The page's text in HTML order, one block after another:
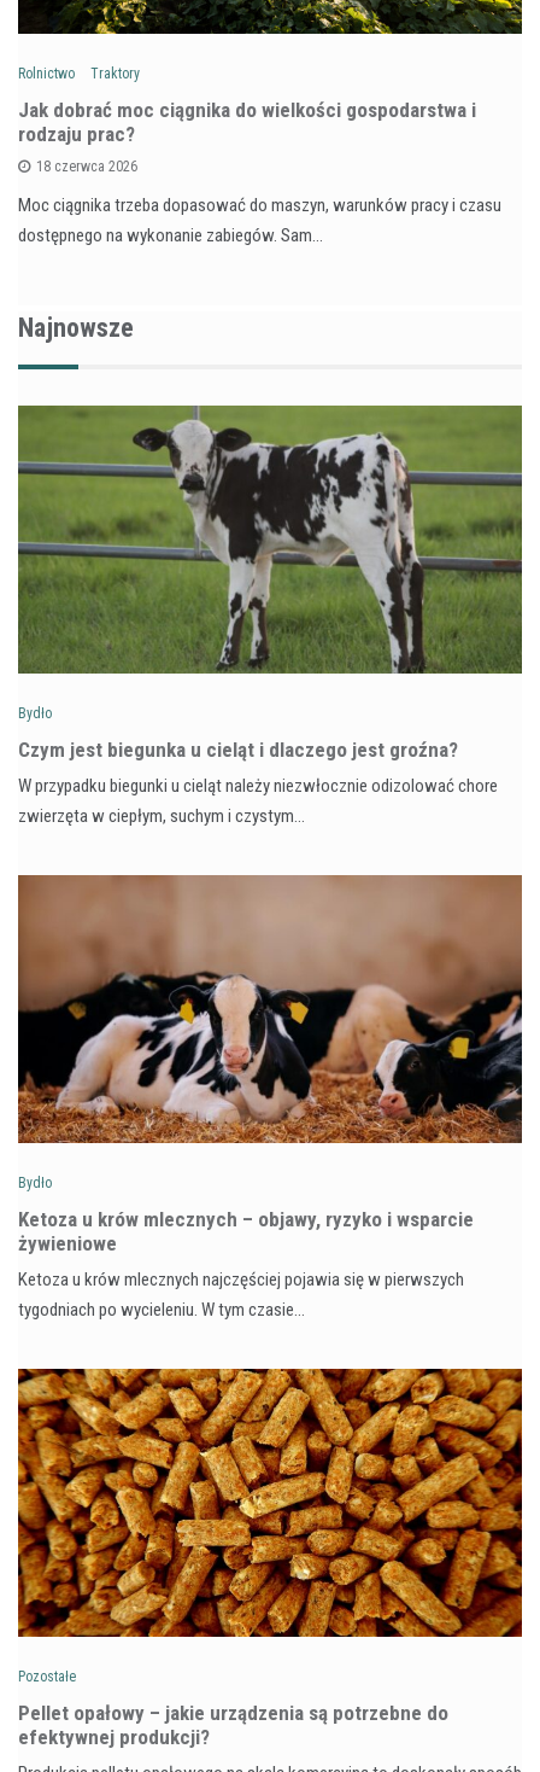
Rolnictwo Traktory
Jak dobrać moc ciągnika do wielkości gospodarstwa i
rodzaju prac?
18 czerwca 2026
Moc ciągnika trzeba dopasować do maszyn, warunków pracy i czasu
dostępnego na wykonanie zabiegów. Sam…
Najnowsze
Bydło
Czym jest biegunka u cieląt i dlaczego jest groźna?
W przypadku biegunki u cieląt należy niezwłocznie odizolować chore
zwierzęta w ciepłym, suchym i czystym…
Bydło
Ketoza u krów mlecznych – objawy, ryzyko i wsparcie
żywieniowe
Ketoza u krów mlecznych najczęściej pojawia się w pierwszych
tygodniach po wycieleniu. W tym czasie…
Pozostałe
Pellet opałowy – jakie urządzenia są potrzebne do
efektywnej produkcji?